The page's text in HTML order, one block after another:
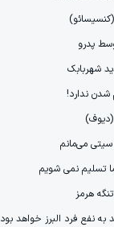
پدرو
شهربابک
شدن ندارد!
(دیوف)
سیتی می‌مانم
تسلیم نمی شویم
هرمز
به نفع فرد البرز خواهد بود